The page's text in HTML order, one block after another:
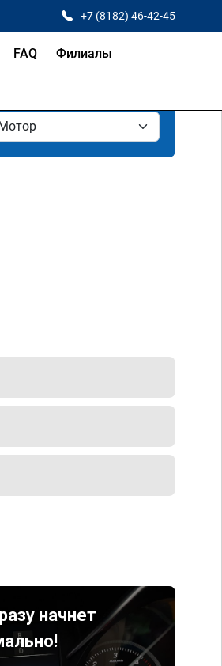
+7 (8182) 46-42-45
FAQ Филиалы
начнет